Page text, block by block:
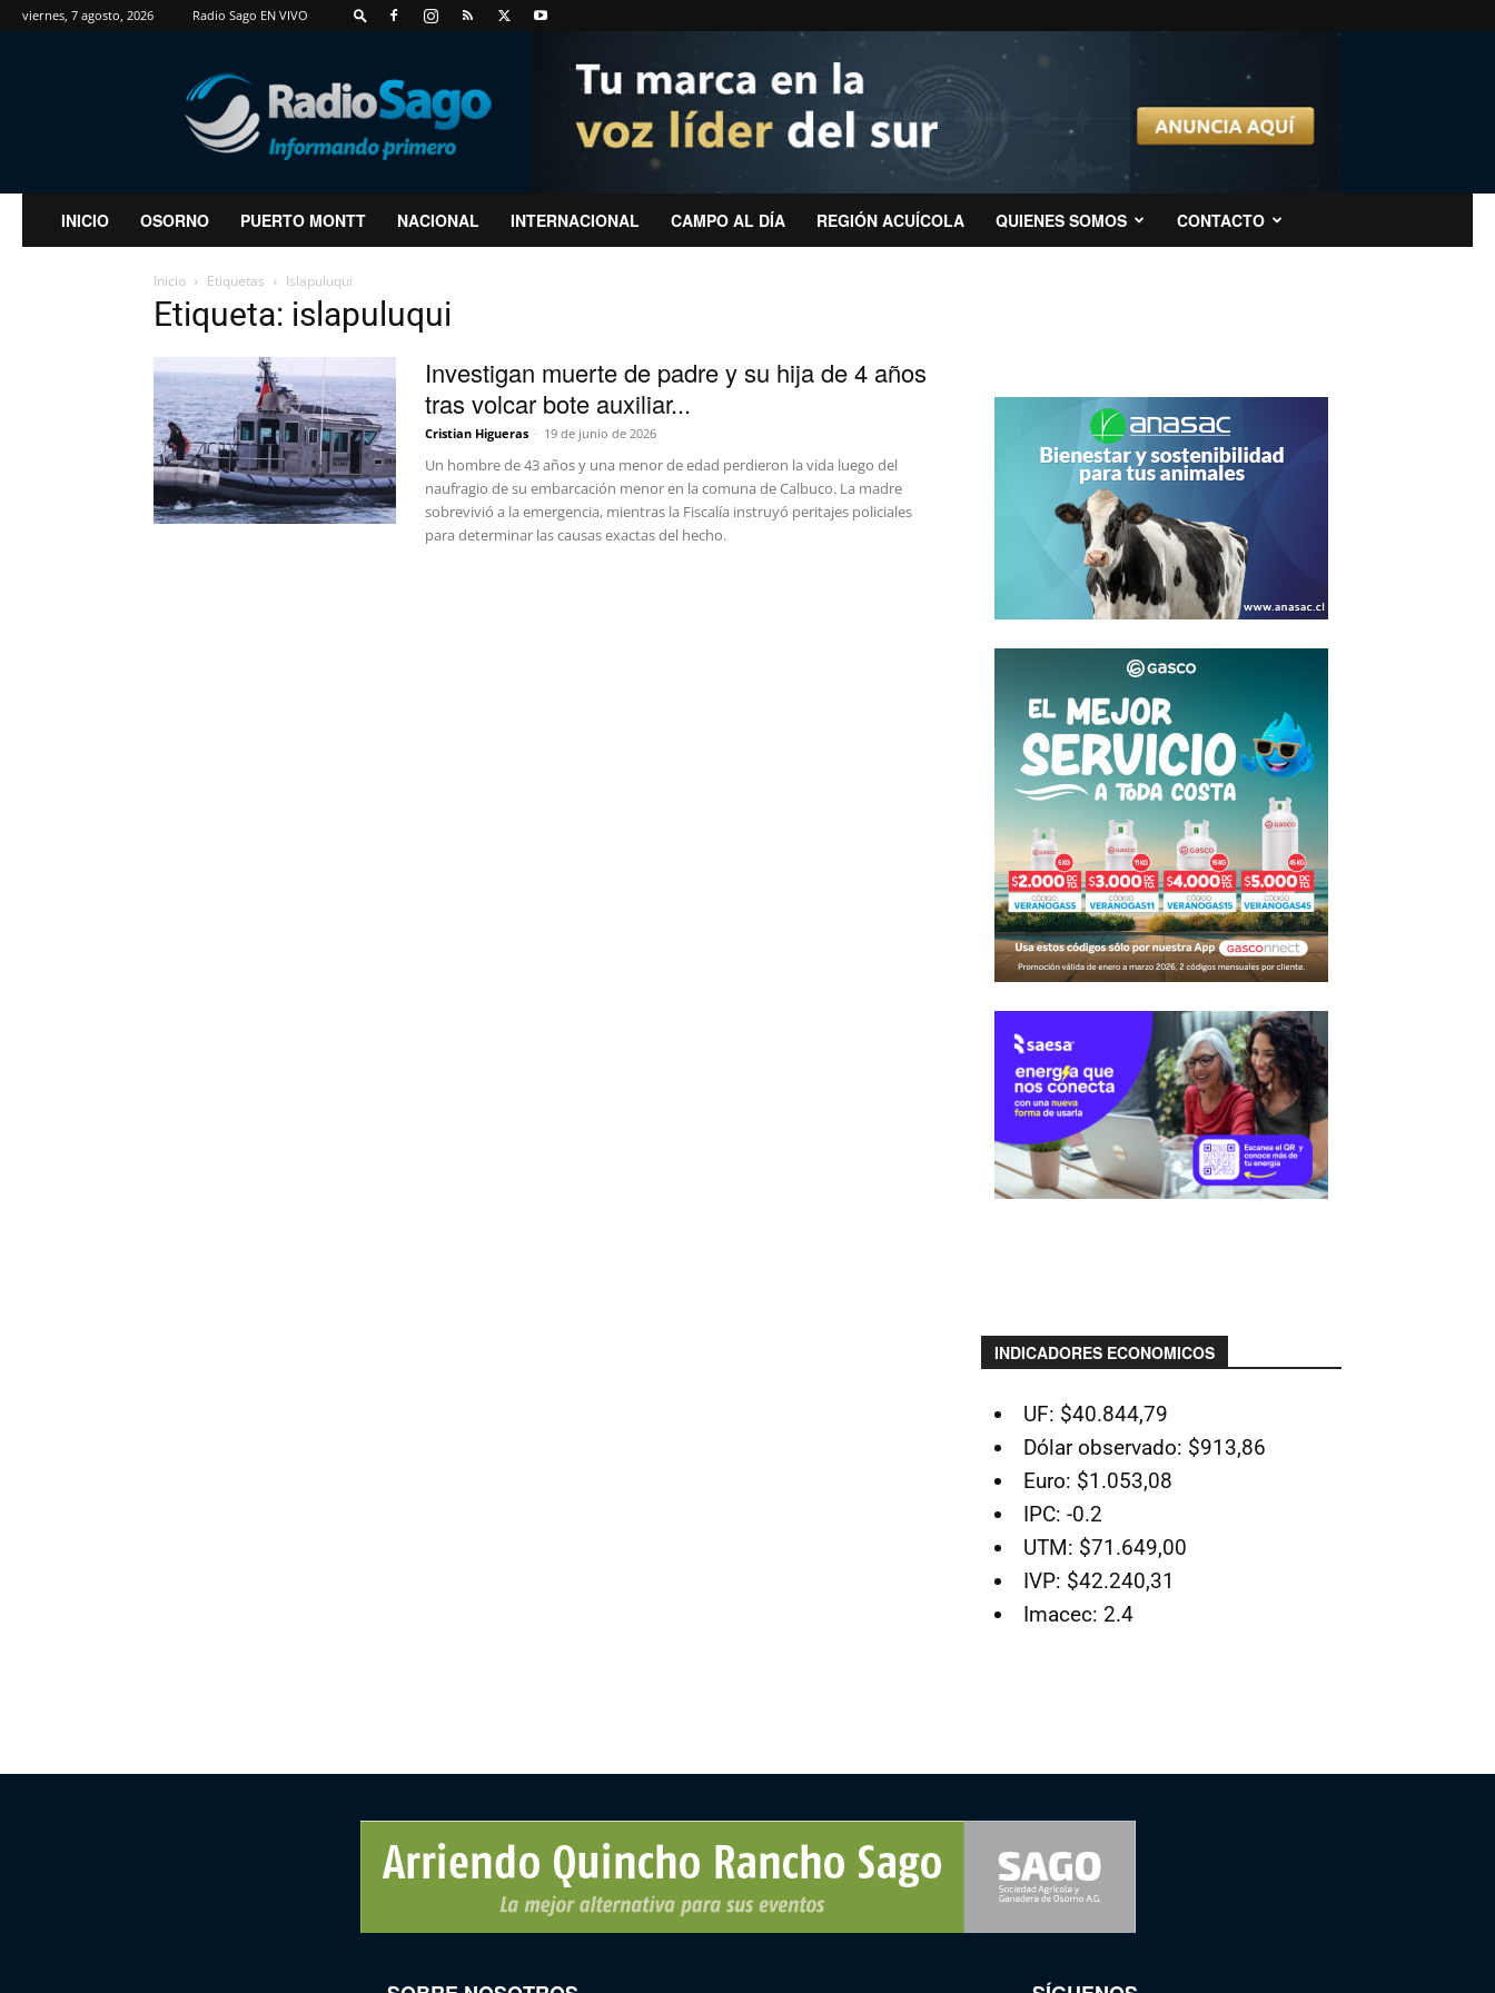
viernes, 7 agosto, 2026 Radio Sago EN VIVO
RadioSago
INICIO OSORNO PUERTO MONTT NACIONAL INTERNACIONAL CAMPO AL DÍA REGIÓN ACUÍCOLA QUIENES SOMOS CONTACTO
Inicio Etiquetas Islapuluqui
Etiqueta: islapuluqui
Investigan muerte de padre y su hija de 4 años
tras volcar bote auxiliar...
Cristian Higueras - 19 de junio de 2026
Un hombre de 43 años y una menor de edad perdieron la vida luego del
naufragio de su embarcación menor en la comuna de Calbuco. La madre
sobrevivió a la emergencia, mientras la Fiscalía instruyó peritajes policiales
para determinar las causas exactas del hecho.
INDICADORES ECONOMICOS
UF: $40.844,79
Dólar observado: $913,86
Euro: $1.053,08
IPC: -0.2
UTM: $71.649,00
IVP: $42.240,31
Imacec: 2.4